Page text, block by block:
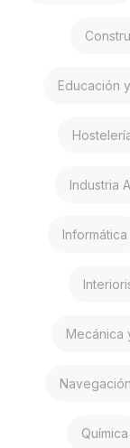
Educación
Industria
Informática
Mecánica
Química